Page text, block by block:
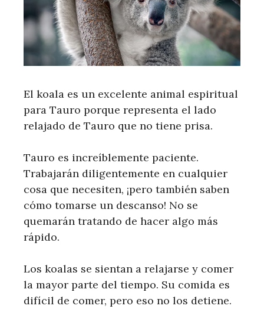
El koala es un excelente animal espiritual
para Tauro porque representa el lado
relajado de Tauro que no tiene prisa.
Tauro es increíblemente paciente.
Trabajarán diligentemente en cualquier
cosa que necesiten, ¡pero también saben
cómo tomarse un descanso! No se
quemarán tratando de hacer algo más
rápido.
Los koalas se sientan a relajarse y comer
la mayor parte del tiempo. Su comida es
difícil de comer, pero eso no los detiene.